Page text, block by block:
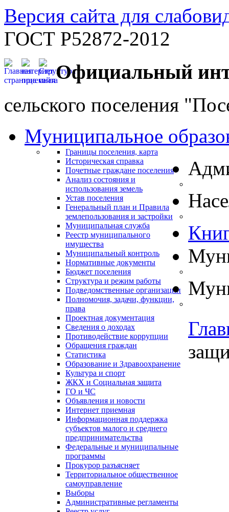
Версия сайта для
ГОСТ Р52872-2012
Официальный
сельского поселения
Муниципальное
Границы поселения, карта
Историческая справка
Почетные граждане поселения
Анализ состояния и
использования земель
Устав поселения
Генеральный план и Правила
землепользования и застройки
Муниципальная служба
Реестр муниципального
имущества
Муниципальный контроль
Нормативные документы
Бюджет поселения
Структура и режим работы
Подведомственные организации
Полномочия, задачи, функции,
права
Проектная документация
Сведения о доходах
Противодействие коррупции
Обращения граждан
Статистика
Образование и Здравоохранение
Культура и спорт
ЖКХ и Социальная защита
ГО и ЧС
Объявления и новости
Интернет приемная
Информационная поддержка
субъектов малого и среднего
предпринимательства
Федеральные и муниципальные
программы
Прокурор разъясняет
Территориальное общественное
самоуправление
Выборы
Административные регламенты